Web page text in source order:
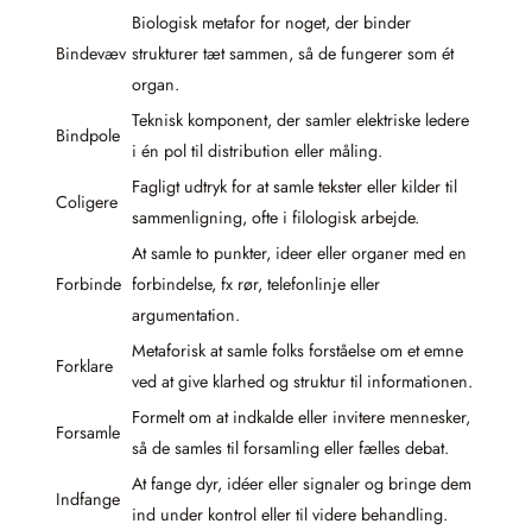
Bindevæv
Biologisk metafor for noget, der binder
strukturer tæt sammen, så de fungerer som ét
organ.
Bindpole
Teknisk komponent, der samler elektriske ledere
i én pol til distribution eller måling.
Coligere
Fagligt udtryk for at samle tekster eller kilder til
sammenligning, ofte i filologisk arbejde.
Forbinde
At samle to punkter, ideer eller organer med en
forbindelse, fx rør, telefonlinje eller
argumentation.
Forklare
Metaforisk at samle folks forståelse om et emne
ved at give klarhed og struktur til informationen.
Forsamle
Formelt om at indkalde eller invitere mennesker,
så de samles til forsamling eller fælles debat.
Indfange
At fange dyr, idéer eller signaler og bringe dem
ind under kontrol eller til videre behandling.